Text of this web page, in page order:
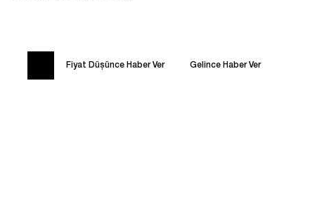
Fiyat Düşünce Haber Ver Gelince Haber Ver